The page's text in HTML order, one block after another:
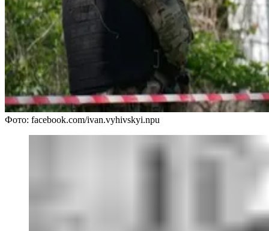
Фото: facebook.com/ivan.vyhivskyi.npu